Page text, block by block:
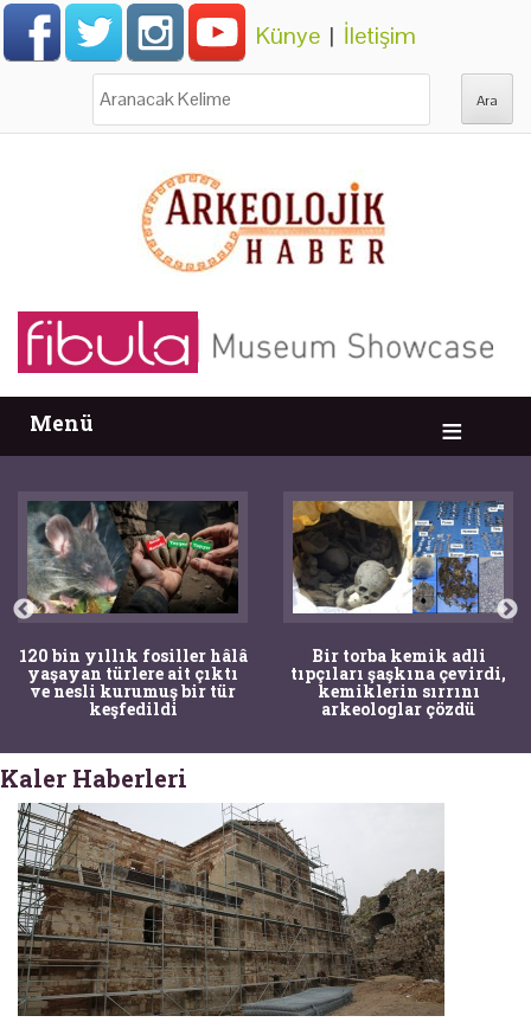
Künye | İletişim
Menü
120 bin yıllık fosiller hâlâ
yaşayan türlere ait çıktı
ve nesli kurumuş bir tür
keşfedildi
Bir torba kemik adli
tıpçıları şaşkına çevirdi,
kemiklerin sırrını
arkeologlar çözdü
Kaler Haberleri